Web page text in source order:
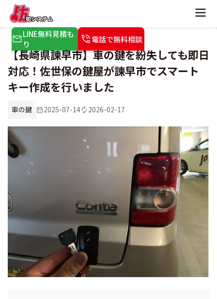
LINE無料見積も
り
電話で無料相談
【長崎県諫早市】車の鍵を紛失しても即日
対応！佐世保の鍵屋が諫早市でスマート
キー作成を行いました
車の鍵 2025-07-14 2026-02-17